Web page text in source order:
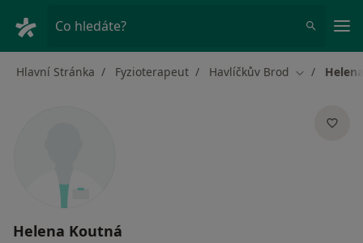
Co hledáte?
Hlavní Stránka Fyzioterapeut Havlíčkův Brod Změna
Helena Koutná